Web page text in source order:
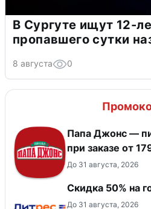
В Сургуте ищут 12-
пропавшего сутки
8 августа 0
Папа Джонс —
при заказе от
До 31 августа, 2026
Скидка 50% на
До 31 августа, 2026